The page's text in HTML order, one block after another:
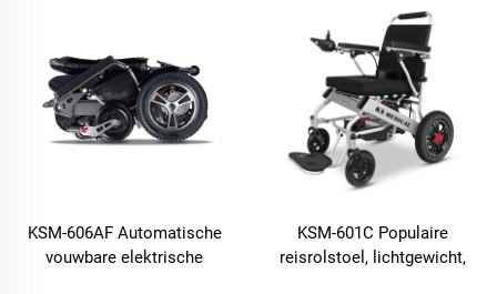
Gehandicapten
achteroverklappende power
rollators
KSM-606AF Automatische
vouwbare elektrische
KSM-601C Populaire
reisrolstoel, lichtgewicht,